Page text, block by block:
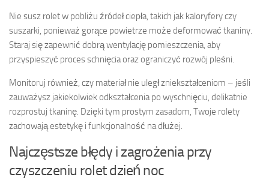
Nie susz rolet w pobliżu źródeł ciepła, takich jak kaloryfery czy
suszarki, ponieważ gorące powietrze może deformować tkaniny.
Staraj się zapewnić dobrą wentylację pomieszczenia, aby
przyspieszyć proces schnięcia oraz ograniczyć rozwój pleśni.
Monitoruj również, czy materiał nie uległ zniekształceniom – jeśli
zauważysz jakiekolwiek odkształcenia po wyschnięciu, delikatnie
rozprostuj tkaninę. Dzięki tym prostym zasadom, Twoje rolety
zachowają estetykę i funkcjonalność na dłużej.
Najczęstsze błędy i zagrożenia przy
czyszczeniu rolet dzień noc